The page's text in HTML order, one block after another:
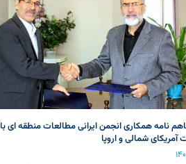
نامه همکاری انجمن ایرانی مطالعات منطقه ای
آمریکای شمالی و اروپا